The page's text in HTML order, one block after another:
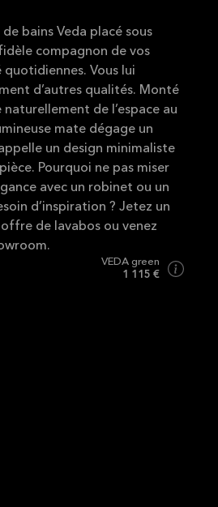
VEDA green
1 115 €
carbone
bains Veda placé sous
compagnon de vos
Vous lui
d’autres qualités. Monté
naturellement de l’espace au
mate dégage un
un design minimaliste
Pourquoi ne pas miser
avec un robinet ou un
d’inspiration ? Jetez un
de lavabos ou venez